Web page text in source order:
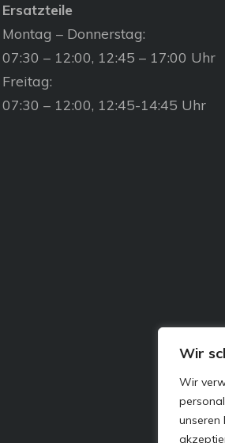
Wir
Wir
unseren
Ersatzteile
Montag – Donnerstag:
07:30 – 12:00, 12:45 – 17:00 Uhr
Freitag:
07:30 – 12:00, 12:45-14:45 Uhr